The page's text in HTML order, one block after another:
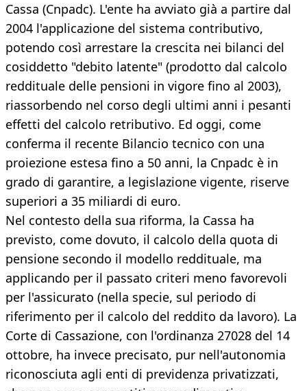
Cassa (Cnpadc). L'ente ha avviato già a partire dal
2004 l'applicazione del sistema contributivo,
potendo così arrestare la crescita nei bilanci del
cosiddetto "debito latente" (prodotto dal calcolo
reddituale delle pensioni in vigore fino al 2003),
riassorbendo nel corso degli ultimi anni i pesanti
effetti del calcolo retributivo. Ed oggi, come
conferma il recente Bilancio tecnico con una
proiezione estesa fino a 50 anni, la Cnpadc è in
grado di garantire, a legislazione vigente, riserve
superiori a 35 miliardi di euro.
Nel contesto della sua riforma, la Cassa ha
previsto, come dovuto, il calcolo della quota di
pensione secondo il modello reddituale, ma
applicando per il passato criteri meno favorevoli
per l'assicurato (nella specie, sul periodo di
riferimento per il calcolo del reddito da lavoro). La
Corte di Cassazione, con l'ordinanza 27028 del 14
ottobre, ha invece precisato, pur nell'autonomia
riconosciuta agli enti di previdenza privatizzati,